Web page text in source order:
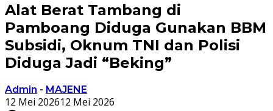
Alat Berat Tambang di
Pamboang Diduga Gunakan BBM
Subsidi, Oknum TNI dan Polisi
Diduga Jadi “Beking”
Admin - MAJENE
12 Mei 202612 Mei 2026